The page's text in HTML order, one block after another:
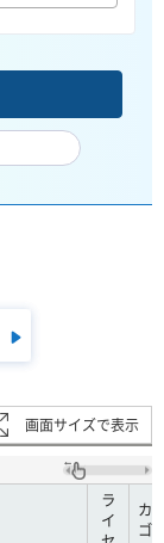
画面サイズで表示
ラ
イ
カ
ゴ